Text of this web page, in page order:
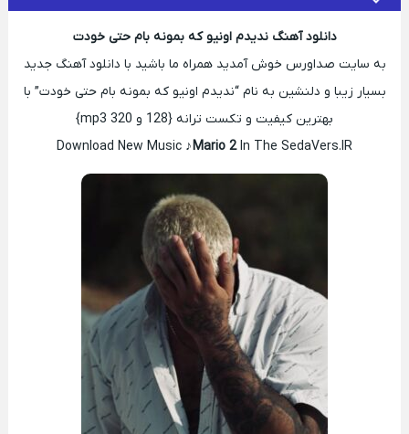
دانلود آهنگ ندیدم اونیو که بمونه بام حتی خودت
به سایت صداورس خوش آمدید همراه ما باشید با دانلود آهنگ جدید
بسیار زیبا و دلنشین به نام “ندیدم اونیو که بمونه بام حتی خودت” با
بهترین کیفیت و تکست ترانه {128 و 320 mp3}
Download New Music ♪Mario 2In The SedaVers.IR